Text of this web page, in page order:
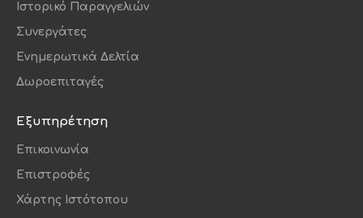
Ιστορικό Παραγγελιών
Συνεργάτες
Ενημερωτικά Δελτία
Δωροεπιταγές
Εξυπηρέτηση
Επικοινωνία
Επιστροφές
Χάρτης Ιστότοπου